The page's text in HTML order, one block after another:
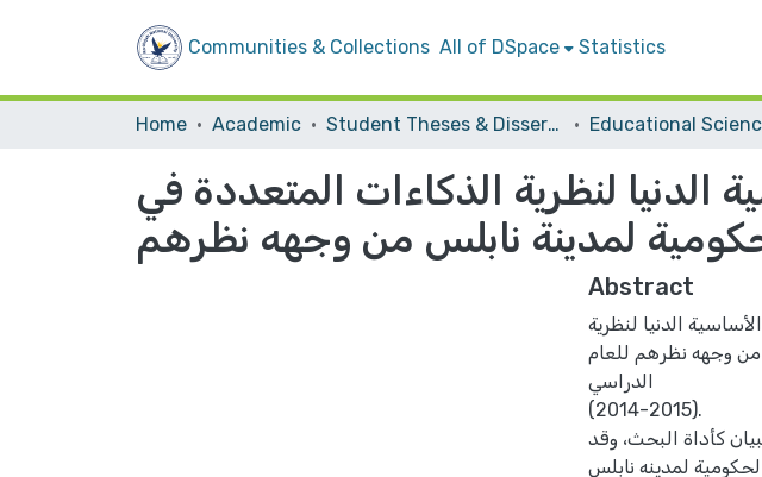
Communities & Collections All of DSpace Statistics
Home Academic Student Theses & Dissertations Educational
لنظرية الذكاءات المتعددة في
لمدينة نابلس من وجهه نظرهم
Abstract
الدنيا لنظرية
من وجهه نظرهم للعام
الدراسي
(2014-2015).
كأداة البحث، وقد
الحكومية لمدينه نابلس